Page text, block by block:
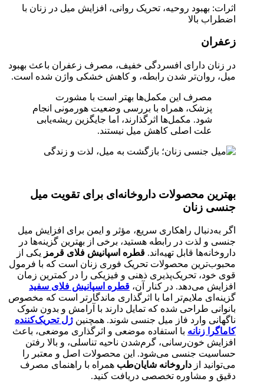
اثرات: بهبود روحیه، تحریک روانی، افزایش میل در زنان با
اضطراب بالا
زعفران
در زنان دارای افسردگی خفیف، مصرف زعفران باعث بهبود
میل، روان‌تر شدن رابطه، و کاهش خشکی واژن شده است.
مصرف این مکمل‌ها بهتر است با مشورت
پزشک، همراه با بررسی وضعیت هورمونی انجام
شود. مکمل‌ها اثرگذارند، اما جایگزین ریشه‌یابی
علت اصلی کاهش میل نیستند.
بهترین محصولات داروخانه‌ای برای تقویت میل
جنسی زنان
اگر به‌دنبال راهکاری سریع، مؤثر و ایمن برای افزایش میل
جنسی و لذت در رابطه هستید، برخی از بهترین گزینه‌ها در
داروخانه‌ها قابل تهیه‌اند. قطره اسپانیش فلای قرمز یکی از
محبوب‌ترین محصولات تحریک فوری زنان است که با فرمول
قوی خود، تحریک‌پذیری ذهنی و فیزیکی را در کمترین زمان
افزایش می‌دهد. در کنار آن، قطره اسپانیش فلای سفید
گزینه‌ای ملایم‌تر اما با اثرگذاری ماندگارتر است که مخصوص
بانوانی طراحی شده که تمایل دارند با آرامش و بدون شوک
ناگهانی وارد فاز میل جنسی شوند. همچنین ژل تحریک‌کننده
کاماگرا زنانه با استفاده موضعی و اثرگذاری موضعی، باعث
افزایش خون‌رسانی، گرم‌شدن ناحیه تناسلی، و بالا رفتن
حساسیت جنسی می‌شود. این محصولات اصل و معتبر را
می‌توانید از داروخانه شایان‌طب همراه با راهنمای مصرف
دقیق و مشاوره تخصصی دریافت کنید.